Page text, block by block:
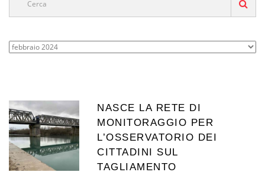
NASCE LA RETE DI
MONITORAGGIO PER
L’OSSERVATORIO DEI
CITTADINI SUL
TAGLIAMENTO